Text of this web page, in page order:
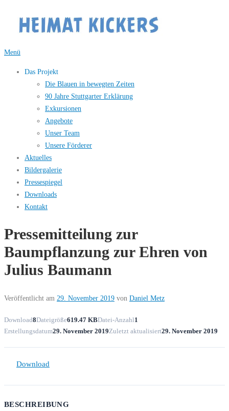
Inhalt
springen
Menü
Das Projekt
Die Blauen in bewegten Zeiten
90 Jahre Stuttgarter Erklärung
Exkursionen
Angebote
Unser Team
Unsere Förderer
Aktuelles
Bildergalerie
Pressespiegel
Downloads
Kontakt
Pressemitteilung zur
Baumpflanzung zur Ehren von
Julius Baumann
Veröffentlicht am 29. November 2019 von Daniel Metz
Download8Dateigröße619.47 KBDatei-Anzahl1
Erstellungsdatum29. November 2019Zuletzt aktualisiert29. November 2019
Download
BESCHREIBUNG